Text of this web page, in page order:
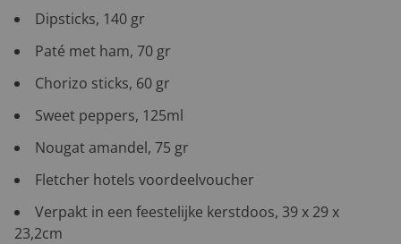
Dipsticks, 140 gr
Paté met ham, 70 gr
Chorizo sticks, 60 gr
Sweet peppers, 125ml
Nougat amandel, 75 gr
Fletcher hotels voordeelvoucher
Verpakt in een feestelijke kerstdoos, 39 x 29 x
23,2cm